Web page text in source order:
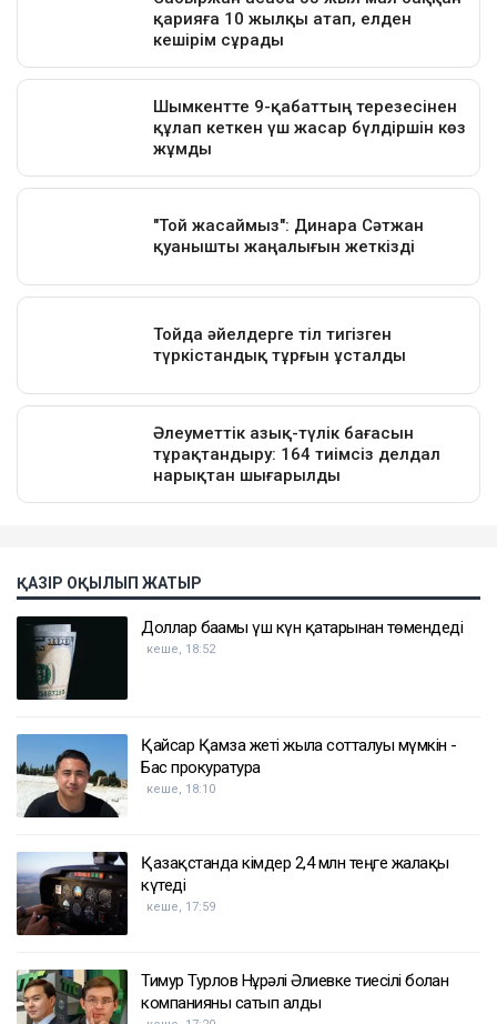
ҚАЗІР ОҚЫЛЫП ЖАТЫР
Доллар бағамы үш күн қатарынан төмендеді
кеше, 18:52
Қайсар Қамза жеті жылға сотталуы мүмкін -
Бас прокуратура
кеше, 18:10
Қазақстанда кімдер 2,4 млн теңге жалақы
күтеді
кеше, 17:59
Тимур Турлов Нұрәлі Әлиевке тиесілі болған
компанияны сатып алды